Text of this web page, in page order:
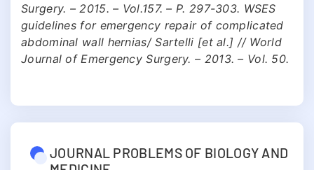
Surgery. – 2015. – Vol.157. – P. 297-303. WSES
guidelines for emergency repair of complicated
abdominal wall hernias/ Sartelli [et al.] // World
Journal of Emergency Surgery. – 2013. – Vol. 50.
JOURNAL PROBLEMS OF BIOLOGY AND